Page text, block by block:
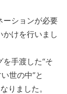
ーションが必要
かけを行いまし
手渡した“そ
世の中”と
りました。